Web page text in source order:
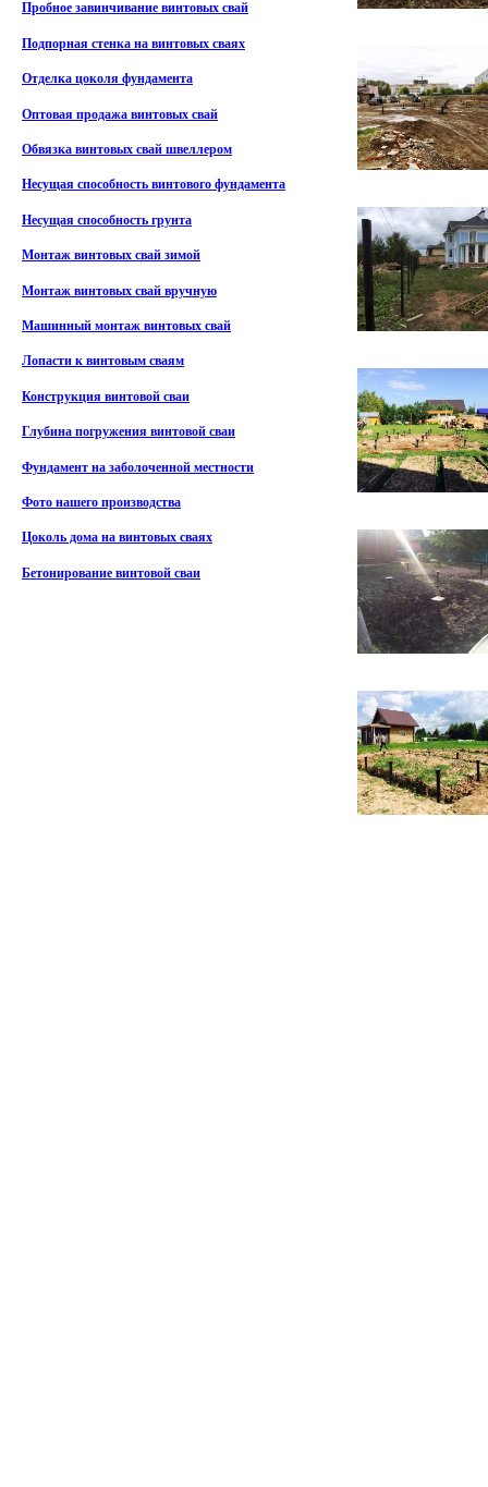
Пробное завинчивание винтовых свай
Подпорная стенка на винтовых сваях
Отделка цоколя фундамента
Оптовая продажа винтовых свай
Обвязка винтовых свай швеллером
Несущая способность винтового фундамента
Несущая способность грунта
Монтаж винтовых свай зимой
Монтаж винтовых свай вручную
Машинный монтаж винтовых свай
Лопасти к винтовым сваям
Конструкция винтовой сваи
Глубина погружения винтовой сваи
Фундамент на заболоченной местности
Фото нашего производства
Цоколь дома на винтовых сваях
Бетонирование винтовой сваи